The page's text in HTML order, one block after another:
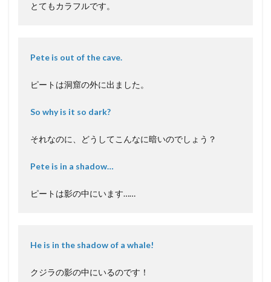
とてもカラフルです。
Pete is out of the cave.
ピートは洞窟の外に出ました。
So why is it so dark?
それなのに、どうしてこんなに暗いのでしょう？
Pete is in a shadow…
ピートは影の中にいます……
He is in the shadow of a whale!
クジラの影の中にいるのです！